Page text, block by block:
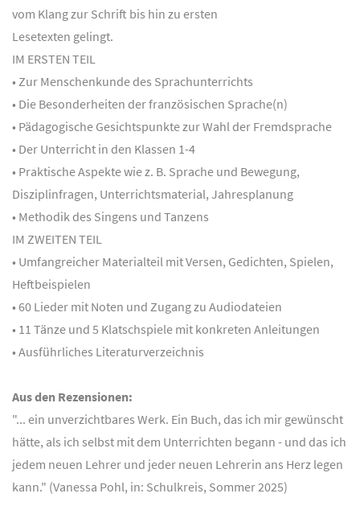
vom Klang zur Schrift bis hin zu ersten
Lesetexten gelingt.
IM ERSTEN TEIL
• Zur Menschenkunde des Sprachunterrichts
• Die Besonderheiten der französischen Sprache(n)
• Pädagogische Gesichtspunkte zur Wahl der Fremdsprache
• Der Unterricht in den Klassen 1-4
• Praktische Aspekte wie z. B. Sprache und Bewegung,
Disziplinfragen, Unterrichtsmaterial, Jahresplanung
• Methodik des Singens und Tanzens
IM ZWEITEN TEIL
• Umfangreicher Materialteil mit Versen, Gedichten, Spielen,
Heftbeispielen
• 60 Lieder mit Noten und Zugang zu Audiodateien
• 11 Tänze und 5 Klatschspiele mit konkreten Anleitungen
• Ausführliches Literaturverzeichnis
Aus den Rezensionen:
"... ein unverzichtbares Werk. Ein Buch, das ich mir gewünscht
hätte, als ich selbst mit dem Unterrichten begann - und das ich
jedem neuen Lehrer und jeder neuen Lehrerin ans Herz legen
kann." (Vanessa Pohl, in: Schulkreis, Sommer 2025)